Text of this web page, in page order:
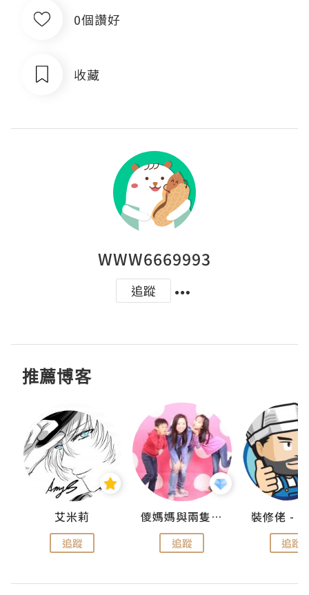
0個讚好
收藏
WWW6669993
追蹤
推薦博客
艾米莉
追蹤
儍媽媽與兩隻小魔怪之家
追蹤 追蹤